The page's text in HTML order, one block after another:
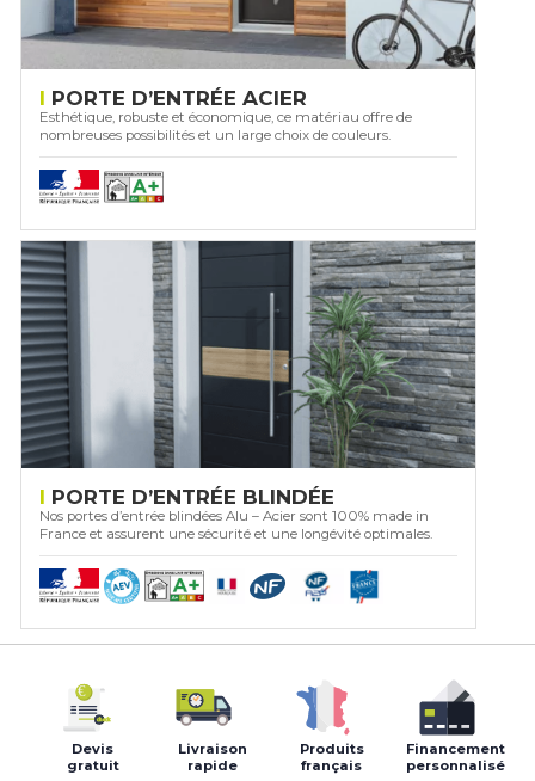
PORTE D’ENTRÉE ACIER
Esthétique, robuste et économique, ce matériau offre de
nombreuses possibilités et un large choix de couleurs.
PORTE D’ENTRÉE BLINDÉE
Nos portes d’entrée blindées Alu – Acier sont 100% made in
France et assurent une sécurité et une longévité optimales.
Devis
gratuit
Livraison
rapide
Produits
français
Financement
personnalisé